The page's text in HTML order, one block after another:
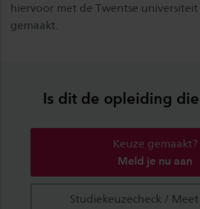
hiervoor met de Twentse universiteit
gemaakt.
Is dit de opleiding
Keuze gemaakt?
Meld je nu aan
Studiekeuzecheck /